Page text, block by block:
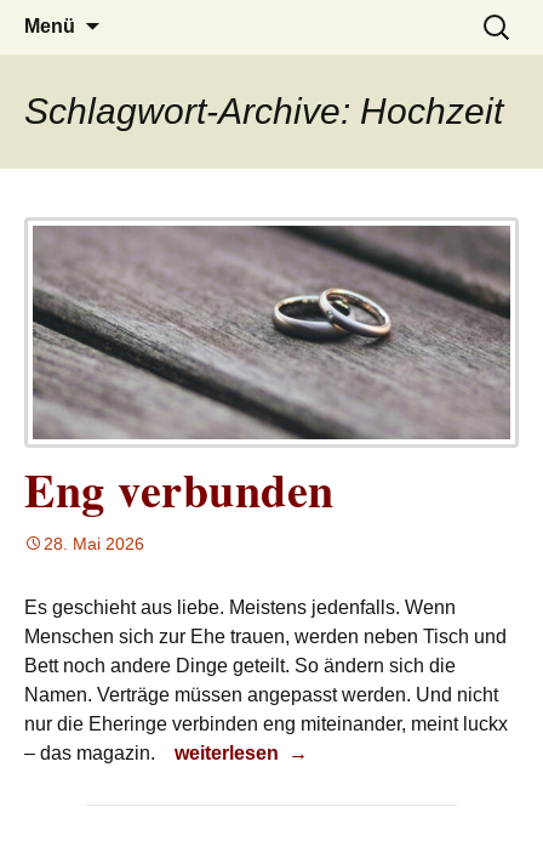
LUCKX
– das Magazin
Menü
Suchen
nach:
Schlagwort-Archive: Hochzeit
Eng verbunden
28. Mai 2026
Es geschieht aus liebe. Meistens jedenfalls. Wenn
Menschen sich zur Ehe trauen, werden neben Tisch und
Bett noch andere Dinge geteilt. So ändern sich die
Namen. Verträge müssen angepasst werden. Und nicht
nur die Eheringe verbinden eng miteinander, meint luckx
– das magazin.
Eng verbunden
weiterlesen →